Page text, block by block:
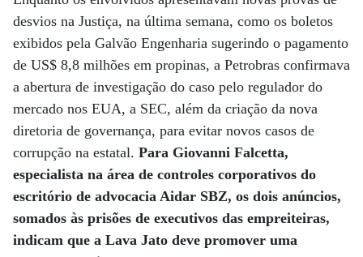
desvios na Justiça, na última semana, como os boletos
exibidos pela Galvão Engenharia sugerindo o pagamento
de US$ 8,8 milhões em propinas, a Petrobras confirmava
a abertura de investigação do caso pelo regulador do
mercado nos EUA, a SEC, além da criação da nova
diretoria de governança, para evitar novos casos de
corrupção na estatal. Para Giovanni Falcetta,
especialista na área de controles corporativos do
escritório de advocacia Aidar SBZ, os dois anúncios,
somados às prisões de executivos das empreiteiras,
indicam que a Lava Jato deve promover uma